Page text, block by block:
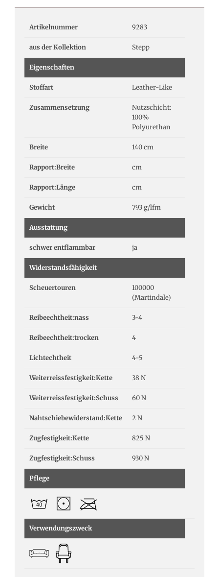
Artikelnummer 9283
aus der Kollektion Stepp
Eigenschaften
Stoffart Leather-Like
Zusammensetzung
Nutzschicht:
100%
Polyurethan
Breite 140 cm
Rapport:Breite cm
Rapport:Länge cm
Gewicht 793 g/lfm
Ausstattung
schwer entflammbar ja
Widerstandsfähigkeit
Scheuertouren
100000
(Martindale)
Reibeechtheit:nass 3-4
Reibeechtheit:trocken 4
Lichtechtheit 4-5
Weiterreissfestigkeit:Kette 38 N
Weiterreissfestigkeit:Schuss 60 N
Nahtschiebewiderstand:Kette 2 N
Zugfestigkeit:Kette 825 N
Zugfestigkeit:Schuss 930 N
Pflege
Verwendungszweck